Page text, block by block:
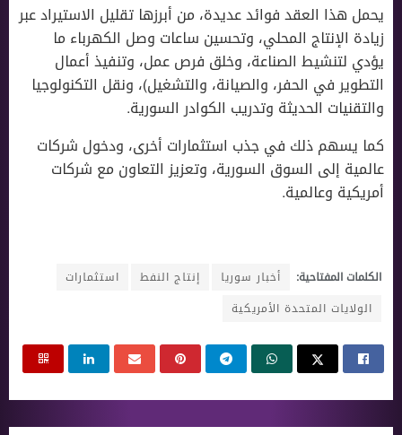
يحمل هذا العقد فوائد عديدة، من أبرزها تقليل الاستيراد عبر
زيادة الإنتاج المحلي، وتحسين ساعات وصل الكهرباء ما
يؤدي لتنشيط الصناعة، وخلق فرص عمل، وتنفيذ أعمال
التطوير في الحفر، والصيانة، والتشغيل)، ونقل التكنولوجيا
والتقنيات الحديثة وتدريب الكوادر السورية.
كما يسهم ذلك في جذب استثمارات أخرى، ودخول شركات
عالمية إلى السوق السورية، وتعزيز التعاون مع شركات
أمريكية وعالمية.
الكلمات المفتاحية: أخبار سوريا إنتاج النفط
استثمارات
الولايات المتحدة الأمريكية